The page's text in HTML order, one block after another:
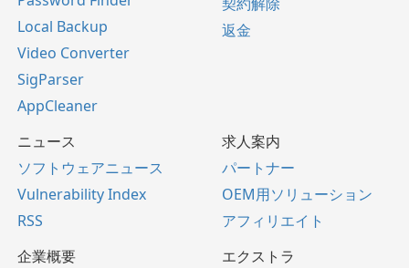
Local Backup
Video Converter
SigParser
AppCleaner
返金
ニュース
ソフトウェアニュース
Vulnerability Index
RSS
求人案内
パートナー
OEM用ソリューション
アフィリエイト
企業概要
エクストラ